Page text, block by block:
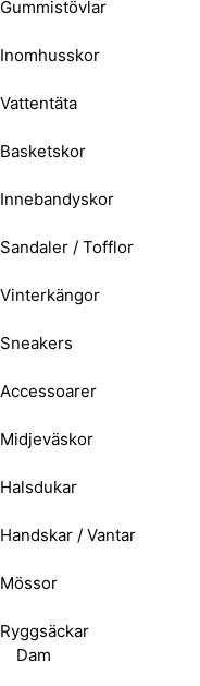
Gummistövlar
Inomhusskor
Vattentäta
Basketskor
Innebandyskor
Sandaler / Tofflor
Vinterkängor
Sneakers
Accessoarer
Midjeväskor
Halsdukar
Handskar / Vantar
Mössor
Ryggsäckar
Dam